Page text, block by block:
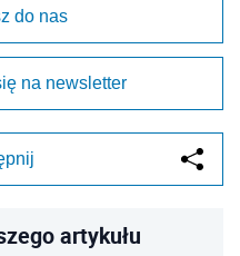
do nas
na newsletter
artykułu